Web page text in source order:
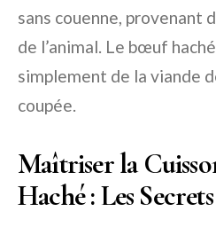
sans couenne,
de l’animal. Le bœuf
simplement de la viande
coupée.
Maîtriser la
Haché : Les